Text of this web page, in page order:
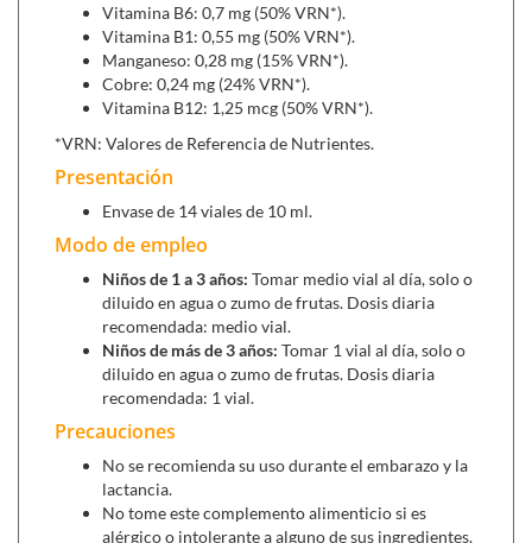
Podemos combinarlo con :
Bi Complex Infantil (250 ml),un jarabe también a base
de propóleo y equinácea a la que han añadido tomillo,
acerola y oligoelementos que ayudarán a mantener a
raya las defensas de tu peque.
Jal 5 (20 viales)
apetito y activar el crecimiento.
Vitamina B6: 0,7 mg (50% VRN*).
Vitamina B1: 0,55 mg (50% VRN*).
Manganeso: 0,28 mg (15% VRN*).
Cobre: 0,24 mg (24% VRN*).
Vitamina B12: 1,25 mcg (50% VRN*).
*VRN: Valores de Referencia de Nutrientes.
Presentación
Envase de 14 viales de 10 ml.
Modo de empleo
Niños de 1 a 3 años: Tomar medio vial al día, solo o
diluido en agua o zumo de frutas. Dosis diaria
recomendada: medio vial.
Niños de más de 3 años: Tomar 1 vial al día, solo o
diluido en agua o zumo de frutas. Dosis diaria
recomendada: 1 vial.
Precauciones
No se recomienda su uso durante el embarazo y la
lactancia.
No tome este complemento alimenticio si es
alérgico o intolerante a alguno de sus ingredientes.